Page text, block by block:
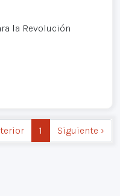
la Revolución
1 Siguiente ›